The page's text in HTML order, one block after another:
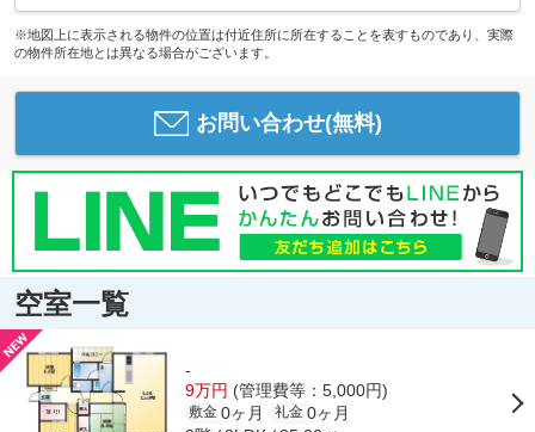
※地図上に表示される物件の位置は付近住所に所在することを表すものであり、実際
の物件所在地とは異なる場合がございます。
お問い合わせ(無料)
空室一覧
-
9万円 (管理費等：5,000円)
敷金 0ヶ月 礼金 0ヶ月